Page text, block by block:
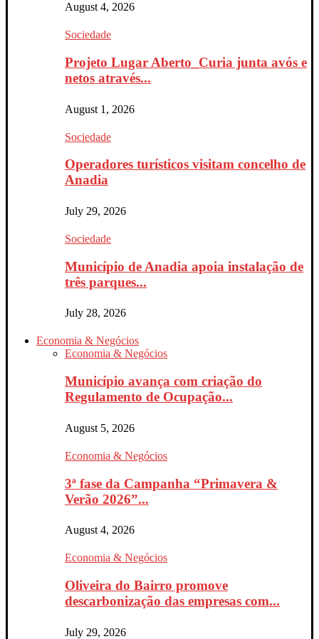
August 4, 2026
Sociedade
Projeto Lugar Aberto_Curia junta avós e
netos através...
August 1, 2026
Sociedade
Operadores turísticos visitam concelho de
Anadia
July 29, 2026
Sociedade
Município de Anadia apoia instalação de
três parques...
July 28, 2026
Economia & Negócios
Economia & Negócios
Município avança com criação do
Regulamento de Ocupação...
August 5, 2026
Economia & Negócios
3ª fase da Campanha “Primavera &
Verão 2026”...
August 4, 2026
Economia & Negócios
Oliveira do Bairro promove
descarbonização das empresas com...
July 29, 2026